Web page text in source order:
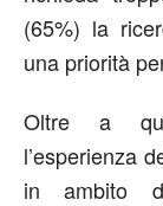
(65%) la
una priorità
Oltre a
l’esperienza
in ambito